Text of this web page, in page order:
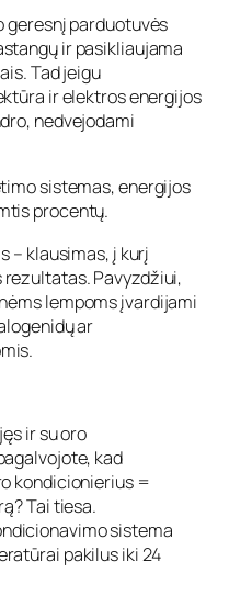
geresnį parduotuvės
ir pasikliaujama
Tad jeigu
ir elektros energijos
nedvejodami
sistemas, energijos
procentų.
– klausimas, į kurį
Pavyzdžiui,
lempoms įvardijami
ar
ir su oro
kad
kondicionierius =
Tai tiesa.
sistema
pakilus iki 24